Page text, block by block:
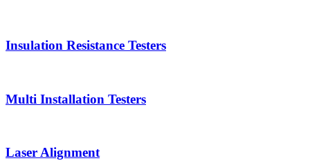
Insulation Resistance Testers
Multi Installation Testers
Laser Alignment